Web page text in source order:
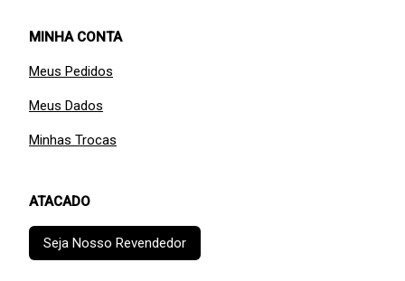
MINHA CONTA
Meus Pedidos
Meus Dados
Minhas Trocas
ATACADO
Seja Nosso Revendedor